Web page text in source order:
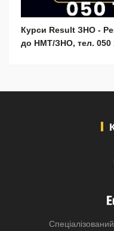
Курси Result ЗНО -
до НМТ/ЗНО, тел. 050